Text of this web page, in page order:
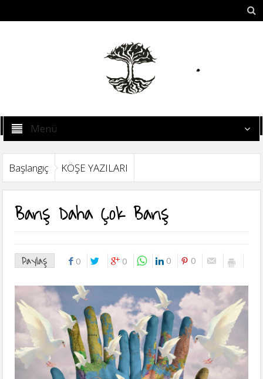
Menü
Başlangıç KÖŞE YAZILARI
Barış Daha Çok Barış
Paylaş 0 0 0 0